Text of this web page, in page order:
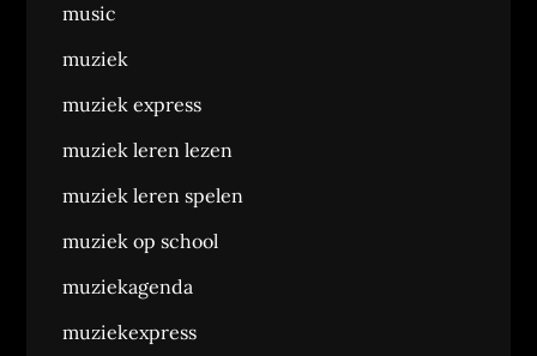
music
muziek
muziek express
muziek leren lezen
muziek leren spelen
muziek op school
muziekagenda
muziekexpress